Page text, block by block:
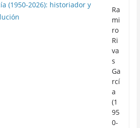
Ra
mi
ro
Ri
va
s
Ga
rcí
a
(1
95
0-